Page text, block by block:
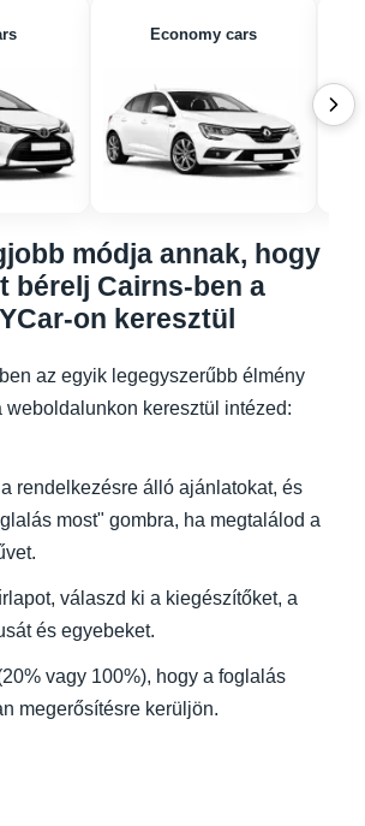
Economy cars
módja annak, hogy
bérelj Cairns-ben a
on keresztül
az egyik legegyszerűbb élmény
weboldalunkon keresztül intézed:
rendelkezésre álló ajánlatokat, és
most" gombra, ha megtalálod a
válaszd ki a kiegészítőket, a
és egyebeket.
vagy 100%), hogy a foglalás
megerősítésre kerüljön.